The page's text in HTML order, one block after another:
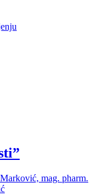
mag. pharm.